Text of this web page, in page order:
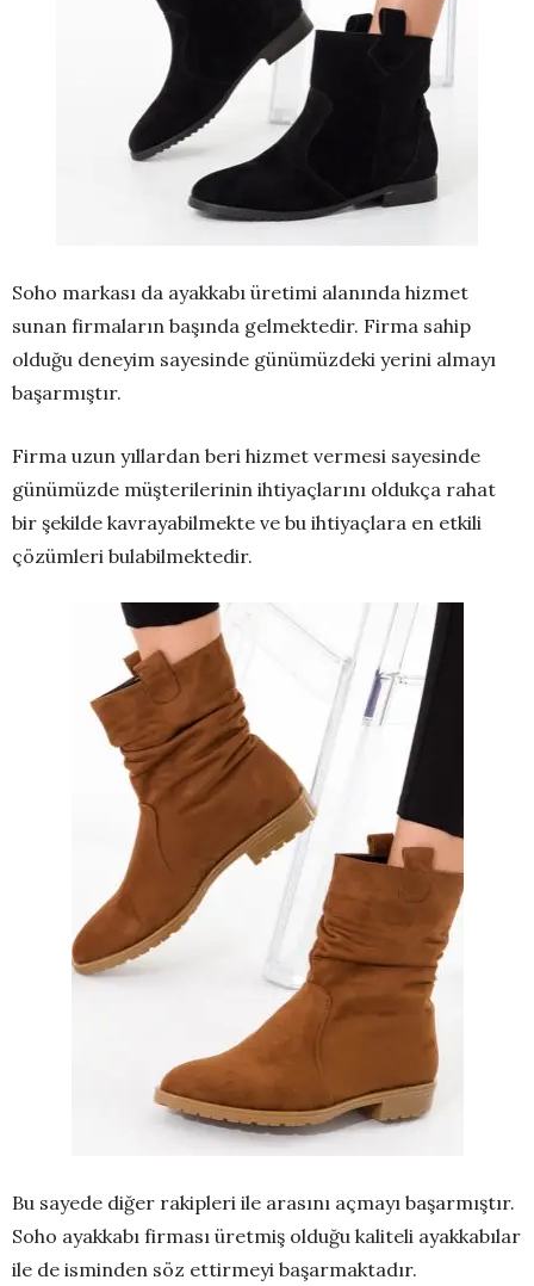
Soho markası da ayakkabı üretimi alanında hizmet
sunan firmaların başında gelmektedir. Firma sahip
olduğu deneyim sayesinde günümüzdeki yerini almayı
başarmıştır.
Firma uzun yıllardan beri hizmet vermesi sayesinde
günümüzde müşterilerinin ihtiyaçlarını oldukça rahat
bir şekilde kavrayabilmekte ve bu ihtiyaçlara en etkili
çözümleri bulabilmektedir.
Bu sayede diğer rakipleri ile arasını açmayı başarmıştır.
Soho ayakkabı firması üretmiş olduğu kaliteli ayakkabılar
ile de isminden söz ettirmeyi başarmaktadır.